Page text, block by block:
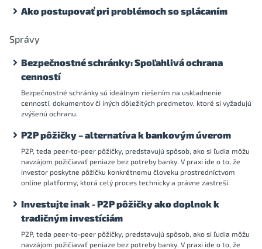
Ako postupovať pri problémoch so splácaním
Správy
Bezpečnostné schránky: Spoľahlivá ochrana
cenností
Bezpečnostné schránky sú ideálnym riešením na uskladnenie
cenností, dokumentov či iných dôležitých predmetov, ktoré si vyžadujú
zvýšenú ochranu.
P2P pôžičky – alternatíva k bankovým úverom
P2P, teda peer-to-peer pôžičky, predstavujú spôsob, ako si ľudia môžu
navzájom požičiavať peniaze bez potreby banky. V praxi ide o to, že
investor poskytne pôžičku konkrétnemu človeku prostredníctvom
online platformy, ktorá celý proces technicky a právne zastreší.
Investujte inak - P2P pôžičky ako doplnok k
tradičným investíciám
P2P, teda peer-to-peer pôžičky, predstavujú spôsob, ako si ľudia môžu
navzájom požičiavať peniaze bez potreby banky. V praxi ide o to, že